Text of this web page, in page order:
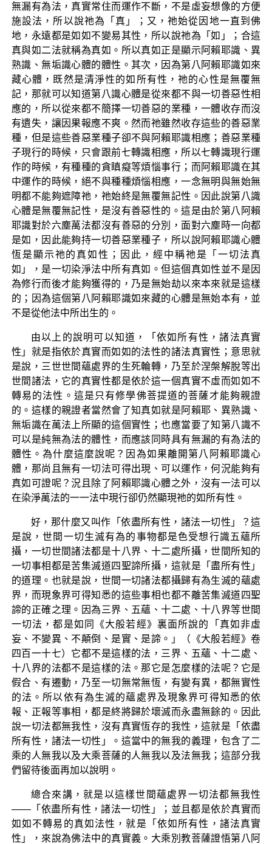
無漏有為法，真實常住而運作不斷，不是虛妄想像的方便
施設法，所以說祂為「真」；又，祂始從因地一直到佛
地，永遠都是如如不變易其性，所以說祂為「如」；合這
真與如二法就稱為真如。所以真如正是顯示阿賴耶識、異
熟識、無垢識心體的體性。其次，因為第八阿賴耶識如來
藏心體，既然是清淨性的如所有性，祂的心性是無覆無
記，那就可以知道第八識心體是從來都不與一切善惡性相
應的，所以從來都不簡擇一切善惡的業種，一體收存而沒
有遺失，讓因果報應不爽。然而祂雖然收存這些的善惡業
種，但是這些善惡業種子卻不與阿賴耶識相應；善惡業種
子現行的時候，只會跟前七轉識相應，所以七轉識現行運
作的時候，有種種的貪瞋癡等煩惱事行；而阿賴耶識在其
中運作的時候，絕不與種種煩惱相應，一念無明與無始無
明都不能夠遮障祂，祂始終是無覆無記性。因此說第八識
心體是無覆無記性，是沒有善惡性的。這是由於第八阿賴
耶識對於六塵萬法都沒有善惡的分別，面對六塵時一向都
是如，因此能夠持一切善惡業種子，所以說阿賴耶識心體
恆是顯示祂的真如性；因此，經中稱祂是「一切法真
如」，是一切染淨法中所有真如。但這個真如性並不是因
為修行而後才能夠獲得的，乃是無始劫以來本來就是這樣
的；因為這個第八阿賴耶識如來藏的心體是無始本有，並
不是從他法中所出生的。
由以上的說明可以知道，「依如所有性，諸法真實
性」就是指依於真實而如如的法性的諸法真實性；意思就
是說，三世世間蘊處界的生死輪轉，乃至於涅槃解脫等出
世間諸法，它的真實性都是依於這一個真實不虛而如如不
轉易的法性。這是只有修學佛菩提道的菩薩才能夠親證
的。這樣的親證者當然會了知真如就是阿賴耶、異熟識、
無垢識在萬法上所顯的這個實性；也應當要了知第八識不
可以是純無為法的體性，而應該同時具有無漏的有為法的
體性。為什麼這麼說呢？因為如果離開第八阿賴耶識心
體，那尚且無有一切法可得出現、可以運作，何況能夠有
真如可證呢？況且除了阿賴耶識心體之外，沒有一法可以
在染淨萬法的一一法中現行卻仍然顯現祂的如所有性。
好，那什麼又叫作「依盡所有性，諸法一切性」？這
是說，世間一切生滅有為的事物都是色受想行識五蘊所
攝，一切世間諸法都是十八界、十二處所攝，世間所知的
一切事相都是苦集滅道四聖諦所攝，這就是「盡所有性」
的道理。也就是說，世間一切諸法都攝歸有為生滅的蘊處
界，而現象界可得知悉的這些事相也都不離苦集滅道四聖
諦的正確之理。因為三界、五蘊、十二處、十八界等世間
一切法，都是如同《大般若經》裏面所說的「真如非虛
妄、不變異、不顛倒、是實、是諦。」（《大般若經》卷
四百一十七）它都不是這樣的法，三界、五蘊、十二處、
十八界的法都不是這樣的法。那它是怎麼樣的法呢？它是
假合、有遷動，乃至一切無常無恆，有變有異，都無實性
的法。所以依有為生滅的蘊處界及現象界可得知悉的依
報、正報等事相，都是終將歸於壞滅而永盡無餘的。因此
說一切法都無我性，沒有真實恆存的我性，這就是「依盡
所有性，諸法一切性」。這當中的無我的義理，包含了二
乘的人無我以及大乘菩薩的人無我以及法無我；這部分我
們留待後面再加以說明。
總合來講，就是以這樣世間蘊處界一切法都無我性
——「依盡所有性，諸法一切性」；並且都是依於真實而
如如不轉易的真如法性，就是「依如所有性，諸法真實
性」，來說為佛法中的真實義。大乘別教菩薩證悟第八阿